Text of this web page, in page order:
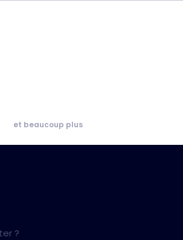
et beaucoup plus
?